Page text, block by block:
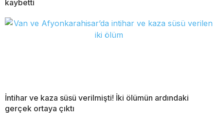
kaybetti
İntihar ve kaza süsü verilmişti! İki ölümün ardındaki
gerçek ortaya çıktı